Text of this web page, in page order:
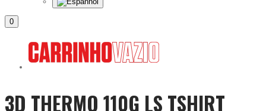
0
3D THERMO 110G LS TSHIRT